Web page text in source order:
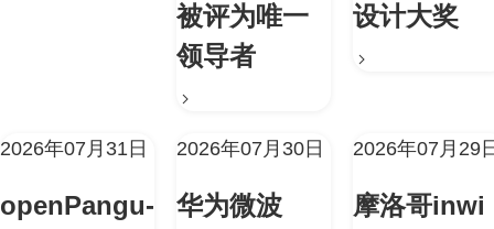
被评为唯一
领导者
设计大奖
2026年07月31日
openPangu-
2026年07月30日
华为微波
2026年07月29
摩洛哥inwi